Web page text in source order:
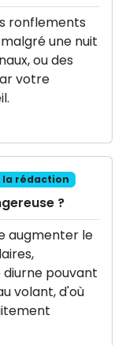
ronflements
une nuit
ou des
votre
la rédaction
?
augmenter le
pouvant
volant, d'où